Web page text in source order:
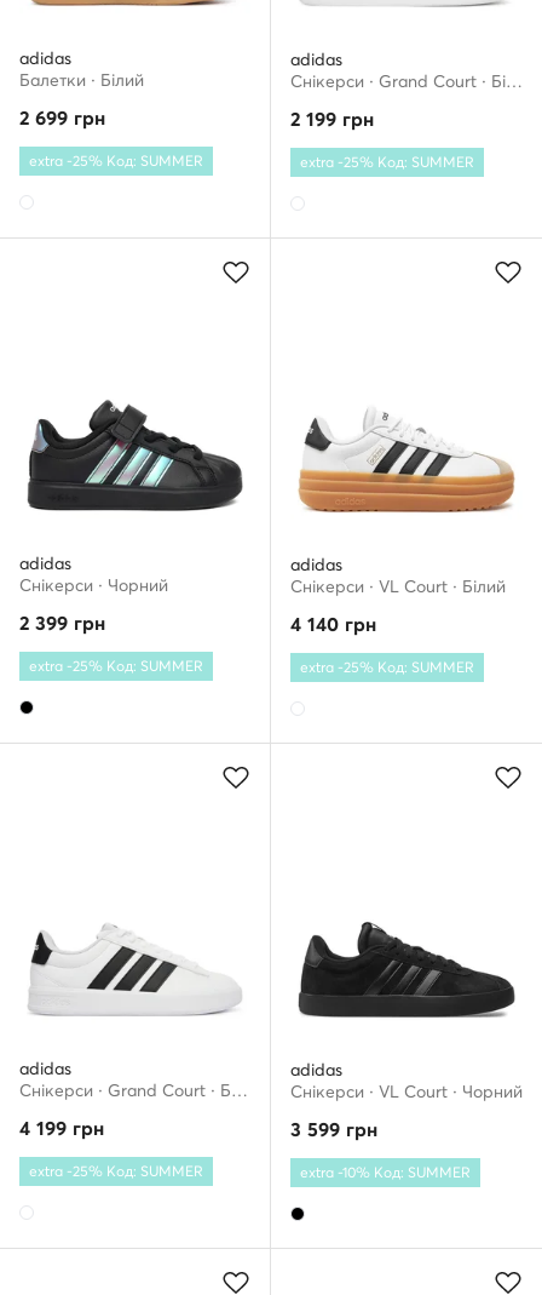
adidas
Балетки · Білий
2 699 грн
extra -25% Код: SUMMER
adidas
Снікерcи · Grand Court · Білий
2 199 грн
extra -25% Код: SUMMER
adidas
Снікерcи · Чорний
2 399 грн
extra -25% Код: SUMMER
adidas
Снікерcи · VL Court · Білий
4 140 грн
extra -25% Код: SUMMER
adidas
Снікерcи · Grand Court · Білий
4 199 грн
extra -25% Код: SUMMER
adidas
Снікерcи · VL Court · Чорний
3 599 грн
extra -10% Код: SUMMER